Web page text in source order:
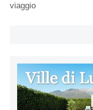
viaggio